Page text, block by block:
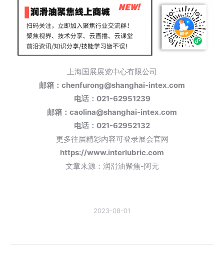
上海国展展览中心有限公司
邮箱：chenfurong@shanghai-intex.com
电话： 021-62951239
邮箱：caolina@shanghai-intex.com
电话 ： 021-62952132
更多往届精彩内容可登录展会官网
https://www.interlubric.com
文章来源：润滑油聚焦-阿元
2023-08-01